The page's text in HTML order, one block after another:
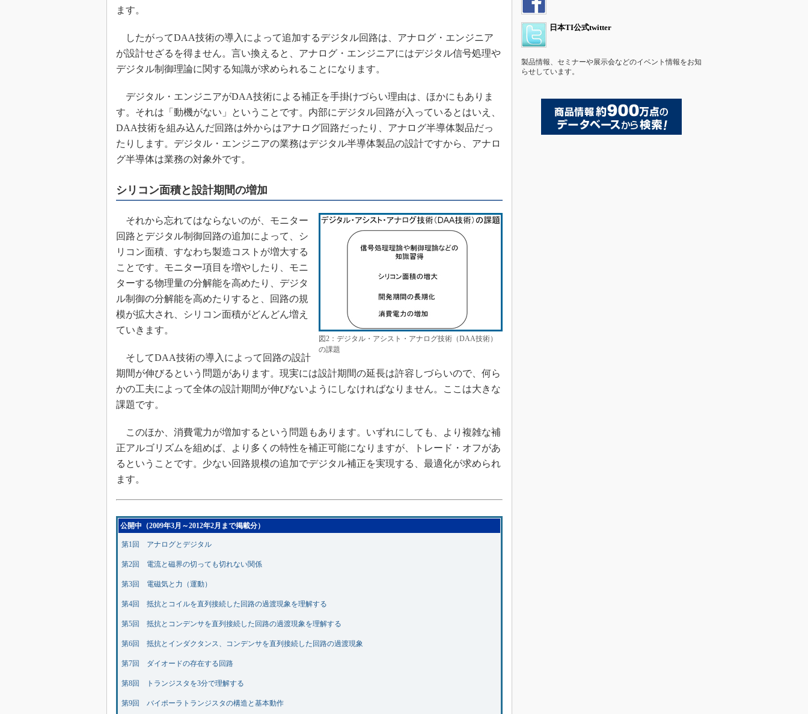
ます。
したがってDAA技術の導入によって追加するデジタル回路は、アナログ・エンジニア
が設計せざるを得ません。言い換えると、アナログ・エンジニアにはデジタル信号処理や
デジタル制御理論に関する知識が求められることになります。
デジタル・エンジニアがDAA技術による補正を手掛けづらい理由は、ほかにもありま
す。それは「動機がない」ということです。内部にデジタル回路が入っているとはいえ、
DAA技術を組み込んだ回路は外からはアナログ回路だったり、アナログ半導体製品だっ
たりします。デジタル・エンジニアの業務はデジタル半導体製品の設計ですから、アナロ
グ半導体は業務の対象外です。
シリコン面積と設計期間の増加
図2：デジタル・アシスト・アナログ技術（DAA技術）
の課題
それから忘れてはならないのが、モニター
回路とデジタル制御回路の追加によって、シ
リコン面積、すなわち製造コストが増大する
ことです。モニター項目を増やしたり、モニ
ターする物理量の分解能を高めたり、デジタ
ル制御の分解能を高めたりすると、回路の規
模が拡大され、シリコン面積がどんどん増え
ていきます。
そしてDAA技術の導入によって回路の設計
期間が伸びるという問題があります。現実には設計期間の延長は許容しづらいので、何ら
かの工夫によって全体の設計期間が伸びないようにしなければなりません。ここは大きな
課題です。
このほか、消費電力が増加するという問題もあります。いずれにしても、より複雑な補
正アルゴリズムを組めば、より多くの特性を補正可能になりますが、トレード・オフがあ
るということです。少ない回路規模の追加でデジタル補正を実現する、最適化が求められ
ます。
公開中（2009年3月～2012年2月まで掲載分）
第1回 アナログとデジタル
第2回 電流と磁界の切っても切れない関係
第3回 電磁気と力（運動）
第4回 抵抗とコイルを直列接続した回路の過渡現象を理解する
第5回 抵抗とコンデンサを直列接続した回路の過渡現象を理解する
第6回 抵抗とインダクタンス、コンデンサを直列接続した回路の過渡現象
第7回 ダイオードの存在する回路
第8回 トランジスタを3分で理解する
第9回 バイポーラトランジスタの構造と基本動作
日本TI公式twitter
製品情報、セミナーや展示会などのイベント情報をお知
らせしています。